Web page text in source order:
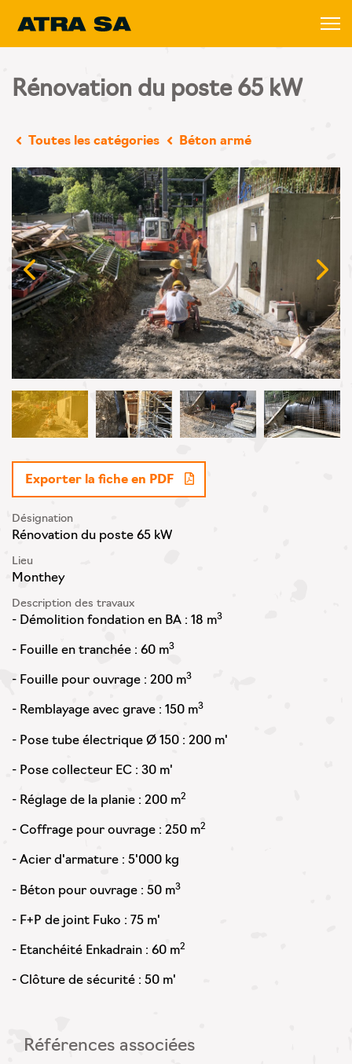
Rénovation du poste 65 kW
Toutes les catégories Béton armé
Exporter la fiche en PDF
Désignation
Rénovation du poste 65 kW
Lieu
Monthey
Description des travaux
- Démolition fondation en BA : 18 m3
- Fouille en tranchée : 60 m3
- Fouille pour ouvrage : 200 m3
- Remblayage avec grave : 150 m3
- Pose tube électrique Ø 150 : 200 m'
- Pose collecteur EC : 30 m'
- Réglage de la planie : 200 m2
- Coffrage pour ouvrage : 250 m2
- Acier d'armature : 5'000 kg
- Béton pour ouvrage : 50 m3
- F+P de joint Fuko : 75 m'
- Etanchéité Enkadrain : 60 m2
- Clôture de sécurité : 50 m'
Références associées